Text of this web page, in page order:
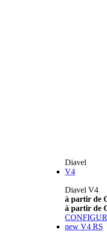
Diavel
V4
Diavel V4
à partir de
à partir de
new V4 RS